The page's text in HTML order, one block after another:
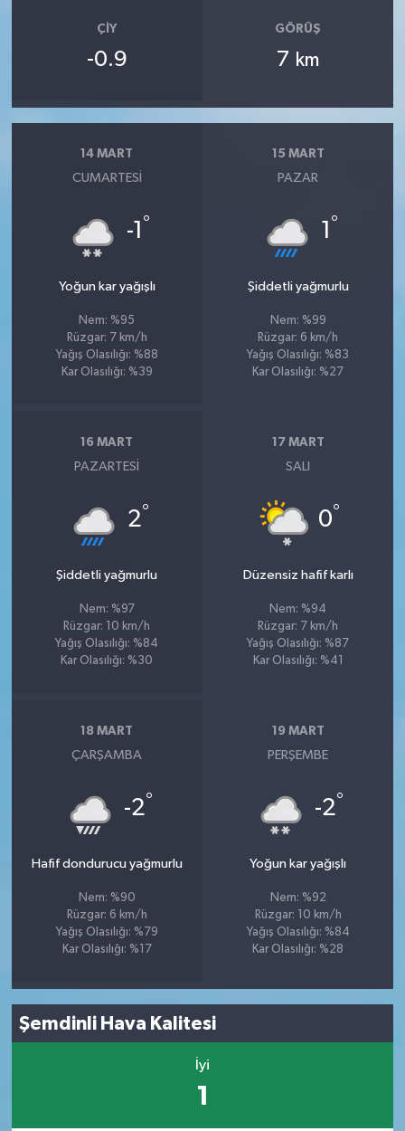
ÇIY
-0.9
GÖRÜŞ
7 km
14 MART
CUMARTESI
-1 °
Yoğun kar yağışlı
Nem: %95
Rüzgar: 7 km/h
Yağış Olasılığı: %88
Kar Olasılığı: %39
15 MART
PAZAR
1 °
Şiddetli yağmurlu
Nem: %99
Rüzgar: 6 km/h
Yağış Olasılığı: %83
Kar Olasılığı: %27
16 MART
PAZARTESI
2°
Şiddetli yağmurlu
Nem: %97
Rüzgar: 10 km/h
Yağış Olasılığı: %84
Kar Olasılığı: %30
17 MART
SALI
0°
Düzensiz hafif karlı
Nem: %94
Rüzgar: 7 km/h
Yağış Olasılığı: %87
Kar Olasılığı: %41
18 MART
ÇARŞAMBA
-2°
Hafif dondurucu yağmurlu
Nem: %90
Rüzgar: 6 km/h
Yağış Olasılığı: %79
Kar Olasılığı: %17
19 MART
PERŞEMBE
-2°
Yoğun kar yağışlı
Nem: %92
Rüzgar: 10 km/h
Yağış Olasılığı: %84
Kar Olasılığı: %28
Şemdinli Hava Kalitesi
İyi
1